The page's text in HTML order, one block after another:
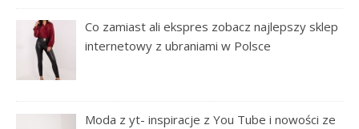
Co zamiast ali ekspres zobacz najlepszy sklep
internetowy z ubraniami w Polsce
Moda z yt- inspiracje z You Tube i nowości ze